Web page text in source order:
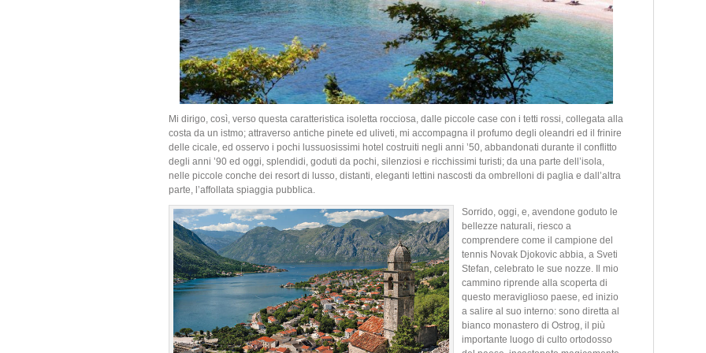
Mi dirigo, così, verso questa caratteristica isoletta rocciosa, dalle piccole case con i tetti rossi, collegata alla
costa da un istmo; attraverso antiche pinete ed uliveti, mi accompagna il profumo degli oleandri ed il frinire
delle cicale, ed osservo i pochi lussuosissimi hotel costruiti negli anni ’50, abbandonati durante il conflitto
degli anni ’90 ed oggi, splendidi, goduti da pochi, silenziosi e ricchissimi turisti; da una parte dell’isola,
nelle piccole conche dei resort di lusso, distanti, eleganti lettini nascosti da ombrelloni di paglia e dall’altra
parte, l’affollata spiaggia pubblica.
Sorrido, oggi, e, avendone goduto le
bellezze naturali, riesco a
comprendere come il campione del
tennis Novak Djokovic abbia, a Sveti
Stefan, celebrato le sue nozze. Il mio
cammino riprende alla scoperta di
questo meraviglioso paese, ed inizio
a salire al suo interno: sono diretta al
bianco monastero di Ostrog, il più
importante luogo di culto ortodosso